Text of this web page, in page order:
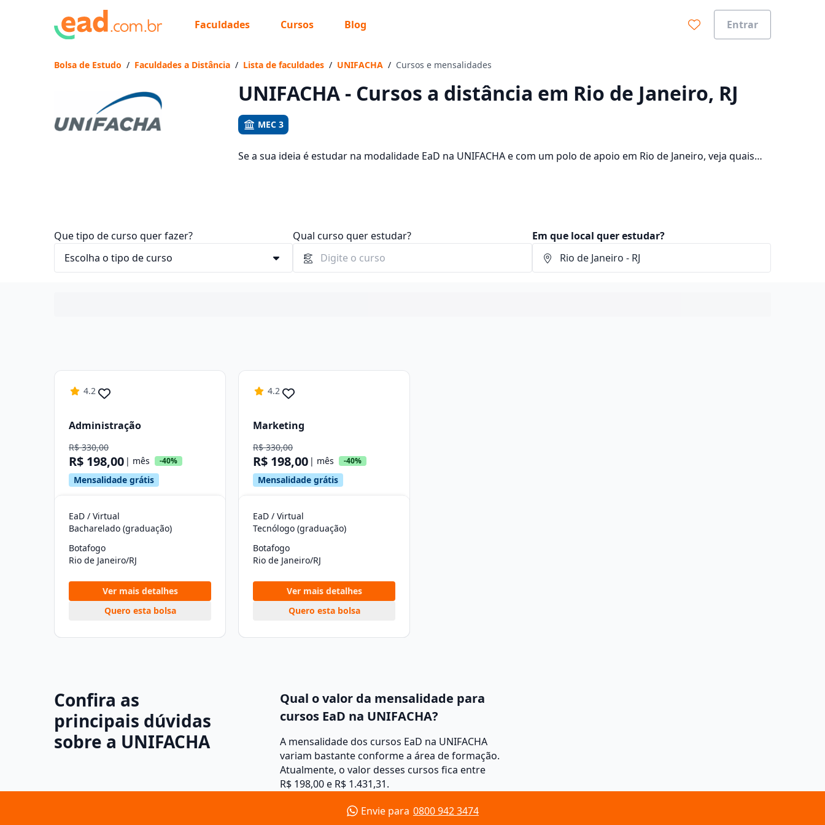
Faculdades Cursos Blog Entrar
Vamos te guiar no caminho ideal para seus estudos
Bolsa de Estudo / Faculdades a Distância / Lista de faculdades / UNIFACHA / Cursos e mensalidades
UNIFACHA - Cursos a distância em Rio de Janeiro, RJ
MEC 3
Se a sua ideia é estudar na modalidade EaD na UNIFACHA e com um polo de apoio em Rio de Janeiro, veja quais
Que tipo de curso quer fazer? Qual curso quer estudar? Em que local quer estudar?
4.2
Administração
R$ 330,00
R$ 198,00 | mês -40%
Mensalidade grátis
EaD / Virtual
Bacharelado (graduação)
Botafogo
Rio de Janeiro/RJ
Ver mais detalhes
Quero esta bolsa
4.2
Marketing
R$ 330,00
R$ 198,00 | mês -40%
Mensalidade grátis
EaD / Virtual
Tecnólogo (graduação)
Botafogo
Rio de Janeiro/RJ
Ver mais detalhes
Quero esta bolsa
Confira as
principais dúvidas
sobre a UNIFACHA
Qual o valor da mensalidade para
cursos EaD na UNIFACHA?
A mensalidade dos cursos EaD na UNIFACHA
variam bastante conforme a área de formação.
Atualmente, o valor desses cursos fica entre
R$ 198,00 e R$ 1.431,31.
Envie para 0800 942 3474